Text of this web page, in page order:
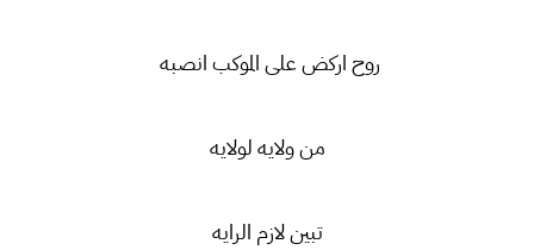
روح اركض على الموكب انصبه
من ولايه لولايه
تبين لازم الرايه